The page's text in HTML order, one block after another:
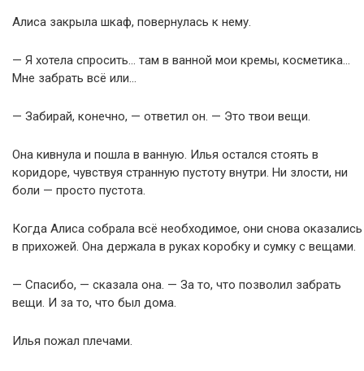
Алиса закрыла шкаф, повернулась к нему.
— Я хотела спросить… там в ванной мои кремы, косметика…
Мне забрать всё или…
— Забирай, конечно, — ответил он. — Это твои вещи.
Она кивнула и пошла в ванную. Илья остался стоять в
коридоре, чувствуя странную пустоту внутри. Ни злости, ни
боли — просто пустота.
Когда Алиса собрала всё необходимое, они снова оказались
в прихожей. Она держала в руках коробку и сумку с вещами.
— Спасибо, — сказала она. — За то, что позволил забрать
вещи. И за то, что был дома.
Илья пожал плечами.